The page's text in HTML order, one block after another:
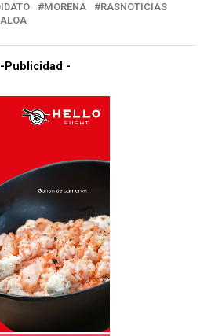
MORENA
RASNOTICIAS
-Publicidad -